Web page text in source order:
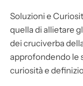
Soluzioni e
quella di allietare
dei cruciverba
approfondendo le
curiosità e